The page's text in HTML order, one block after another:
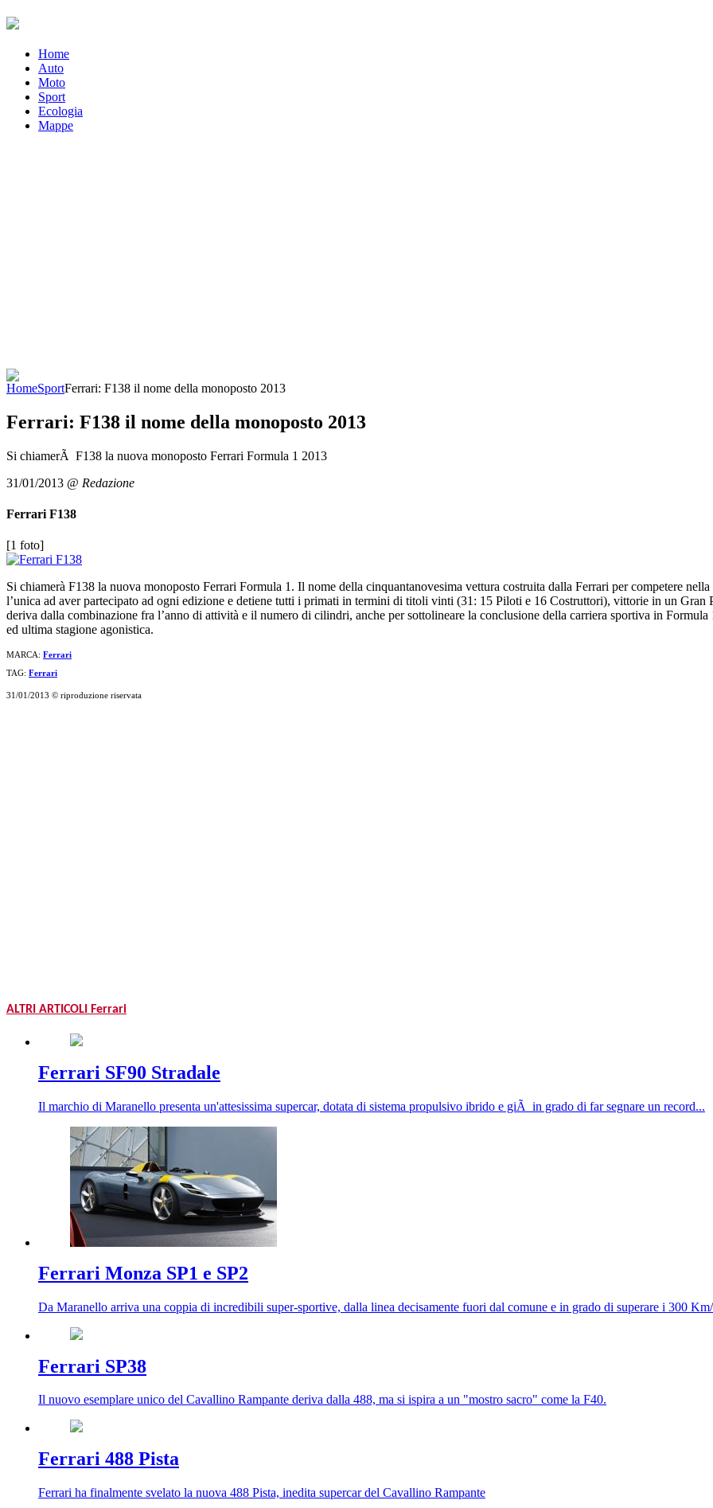
Home
Auto
Moto
Sport
Ecologia
Mappe
HomeSportFerrari: F138 il nome della monoposto 2013
Ferrari: F138 il nome della monoposto 2013
Si chiamerÃ F138 la nuova monoposto Ferrari Formula 1 2013
31/01/2013 @ Redazione
Ferrari F138
[1 foto]
Si chiamerà F138 la nuova monoposto Ferrari Formula 1. Il nome della cinquantanovesima vettura costruita dalla Ferrari per competere
l’unica ad aver partecipato ad ogni edizione e detiene tutti i primati in termini di titoli vinti (31: 15 Piloti e 16 Costruttori), vittorie in un
deriva dalla combinazione fra l’anno di attività e il numero di cilindri, anche per sottolineare la conclusione della carriera sportiva in
ed ultima stagione agonistica.
MARCA: Ferrari
TAG: Ferrari
31/01/2013 © riproduzione riservata
ALTRI ARTICOLI Ferrari
Ferrari SF90 Stradale
Il marchio di Maranello presenta un'attesissima supercar, dotata di sistema propulsivo ibrido e giÃ in grado di far segnare un record...
Ferrari Monza SP1 e SP2
Da Maranello arriva una coppia di incredibili super-sportive, dalla linea decisamente fuori dal comune e in grado di superare i 300
Ferrari SP38
Il nuovo esemplare unico del Cavallino Rampante deriva dalla 488, ma si ispira a un "mostro sacro" come la F40.
Ferrari 488 Pista
Ferrari ha finalmente svelato la nuova 488 Pista, inedita supercar del Cavallino Rampante